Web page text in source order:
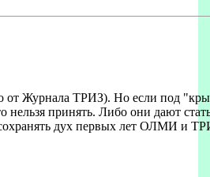
от Журнала ТРИЗ). Но если под
нельзя принять. Либо они дают
дух первых лет ОЛМИ и